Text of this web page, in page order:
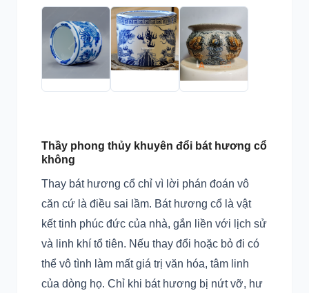
Thầy phong thủy khuyên đổi bát hương cổ
không
Thay bát hương cổ chỉ vì lời phán đoán vô
căn cứ là điều sai lầm. Bát hương cổ là vật
kết tinh phúc đức của nhà, gắn liền với lịch sử
và linh khí tổ tiên. Nếu thay đổi hoặc bỏ đi có
thể vô tình làm mất giá trị văn hóa, tâm linh
của dòng họ. Chỉ khi bát hương bị nứt vỡ, hư